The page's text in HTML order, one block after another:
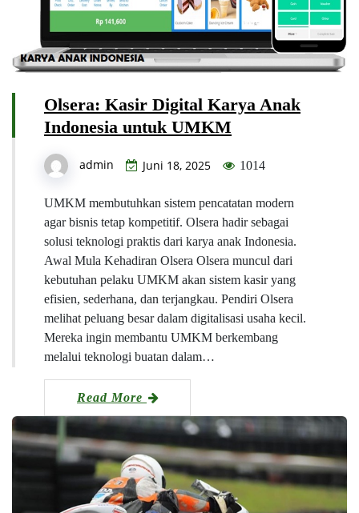
Olsera: Kasir Digital Karya Anak
Indonesia untuk UMKM
admin Juni 18, 2025 1014
UMKM membutuhkan sistem pencatatan modern
agar bisnis tetap kompetitif. Olsera hadir sebagai
solusi teknologi praktis dari karya anak Indonesia.
Awal Mula Kehadiran Olsera Olsera muncul dari
kebutuhan pelaku UMKM akan sistem kasir yang
efisien, sederhana, dan terjangkau. Pendiri Olsera
melihat peluang besar dalam digitalisasi usaha kecil.
Mereka ingin membantu UMKM berkembang
melalui teknologi buatan dalam…
Read More